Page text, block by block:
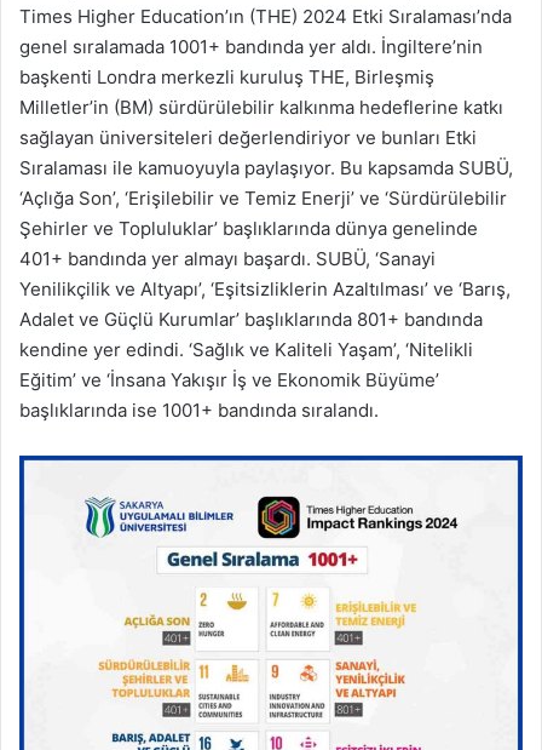
Times Higher Education’ın (THE) 2024 Etki Sıralaması’nda
genel sıralamada 1001+ bandında yer aldı. İngiltere’nin
başkenti Londra merkezli kuruluş THE, Birleşmiş
Milletler’in (BM) sürdürülebilir kalkınma hedeflerine katkı
sağlayan üniversiteleri değerlendiriyor ve bunları Etki
Sıralaması ile kamuoyuyla paylaşıyor. Bu kapsamda SUBÜ,
‘Açlığa Son’, ‘Erişilebilir ve Temiz Enerji’ ve ‘Sürdürülebilir
Şehirler ve Topluluklar’ başlıklarında dünya genelinde
401+ bandında yer almayı başardı. SUBÜ, ‘Sanayi
Yenilikçilik ve Altyapı’, ‘Eşitsizliklerin Azaltılması’ ve ‘Barış,
Adalet ve Güçlü Kurumlar’ başlıklarında 801+ bandında
kendine yer edindi. ‘Sağlık ve Kaliteli Yaşam’, ‘Nitelikli
Eğitim’ ve ‘İnsana Yakışır İş ve Ekonomik Büyüme’
başlıklarında ise 1001+ bandında sıralandı.